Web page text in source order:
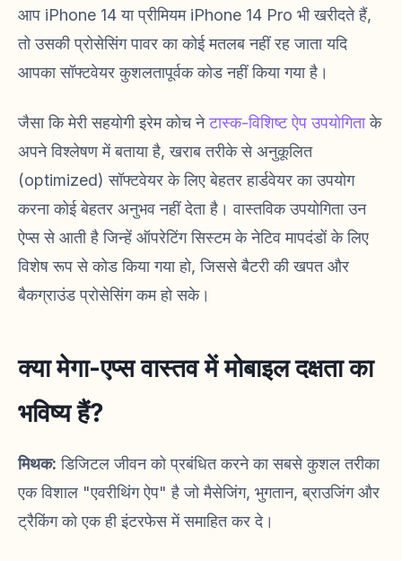
आप iPhone 14 या प्रीमियम iPhone 14 Pro भी खरीदते हैं,
तो उसकी प्रोसेसिंग पावर का कोई मतलब नहीं रह जाता यदि
आपका सॉफ्टवेयर कुशलतापूर्वक कोड नहीं किया गया है।
जैसा कि मेरी सहयोगी इरेम कोच नेटास्क-विशिष्ट ऐप उपयोगिताके
अपने विश्लेषण में बताया है, खराब तरीके से अनुकूलित
(optimized) सॉफ्टवेयर के लिए बेहतर हार्डवेयर का उपयोग
करना कोई बेहतर अनुभव नहीं देता है। वास्तविक उपयोगिता उन
ऐप्स से आती है जिन्हें ऑपरेटिंग सिस्टम के नेटिव मापदंडों के लिए
विशेष रूप से कोड किया गया हो, जिससे बैटरी की खपत और
बैकग्राउंड प्रोसेसिंग कम हो सके।
क्या मेगा-एप्स वास्तव में मोबाइल दक्षता का
भविष्य हैं?
मिथक: डिजिटल जीवन को प्रबंधित करने का सबसे कुशल तरीका
एक विशाल "एवरीथिंग ऐप" है जो मैसेजिंग, भुगतान, ब्राउजिंग और
ट्रैकिंग को एक ही इंटरफेस में समाहित कर दे।